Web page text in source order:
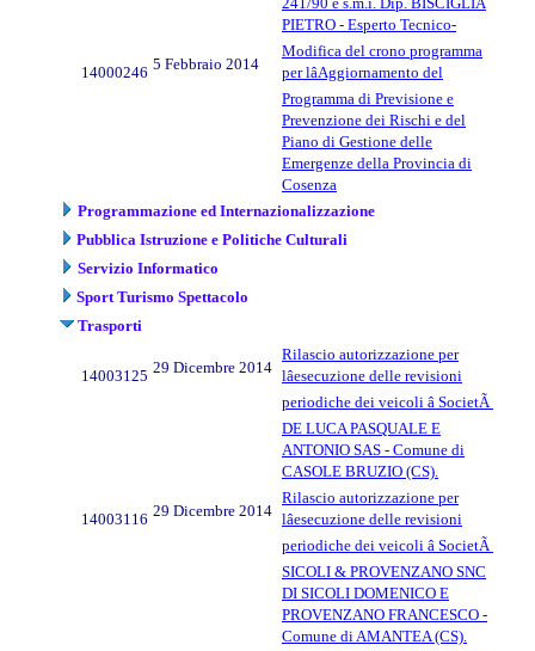
PIETRO - Esperto Tecnico-
14000246 5 Febbraio 2014
Modifica del crono programma
per lâAggiornamento del
Programma di Previsione e
Prevenzione dei Rischi e del
Piano di Gestione delle
Emergenze della Provincia di
Cosenza
Programmazione ed Internazionalizzazione
Pubblica Istruzione e Politiche Culturali
Servizio Informatico
Sport Turismo Spettacolo
Trasporti
14003125 29 Dicembre 2014
Rilascio autorizzazione per
lâesecuzione delle revisioni
periodiche dei veicoli â SocietÃ
DE LUCA PASQUALE E
ANTONIO SAS - Comune di
CASOLE BRUZIO (CS).
14003116 29 Dicembre 2014
Rilascio autorizzazione per
lâesecuzione delle revisioni
periodiche dei veicoli â SocietÃ
SICOLI & PROVENZANO SNC
DI SICOLI DOMENICO E
PROVENZANO FRANCESCO -
Comune di AMANTEA (CS).